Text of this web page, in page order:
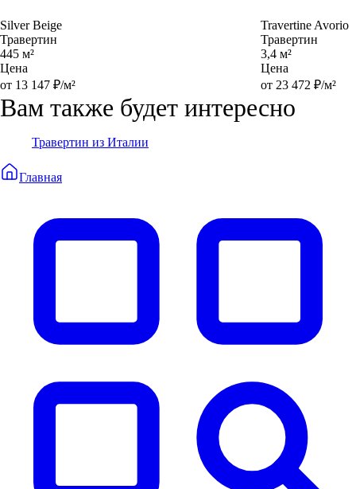
Silver Beige
Травертин
445 м²
Цена
от 13 147 ₽/м²
Travertine Avorio
Травертин
3,4 м²
Цена
от 23 472 ₽/м²
Вам также будет интересно
Травертин из Италии
Главная